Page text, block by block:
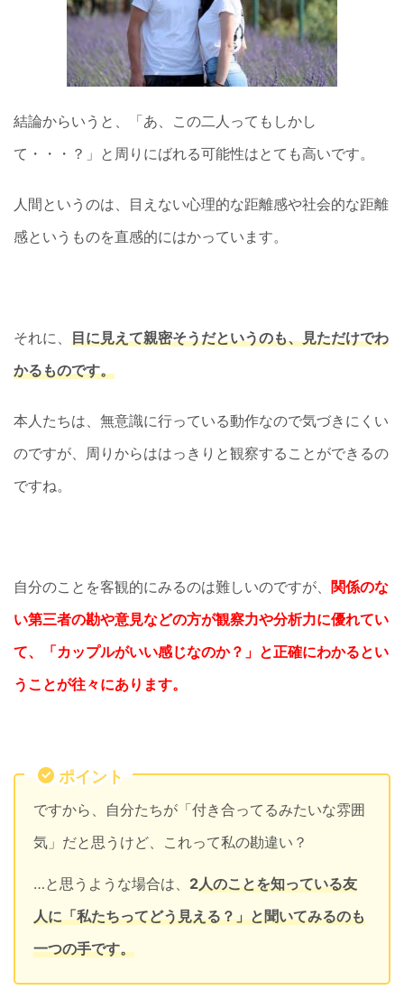
結論からいうと、「あ、この二人ってもしかし
て・・・？」と周りにばれる可能性はとても高いです。
人間というのは、目えない心理的な距離感や社会的な距離
感というものを直感的にはかっています。
それに、 目に見えて親密そうだというのも、見ただけでわ
かるものです。
本人たちは、無意識に行っている動作なので気づきにくい
のですが、周りからははっきりと観察することができるの
ですね。
自分のことを客観的にみるのは難しいのですが、 関係のな
い第三者の勘や意見などの方が観察力や分析力に優れてい
て、「カップルがいい感じなのか？」と正確にわかるとい
うことが往々にあります。
ポイント
ですから、自分たちが「付き合ってるみたいな雰囲
気」だと思うけど、これって私の勘違い？
…と思うような場合は、 2人のことを知っている友
人に「私たちってどう見える？」と聞いてみるのも
一つの手です。